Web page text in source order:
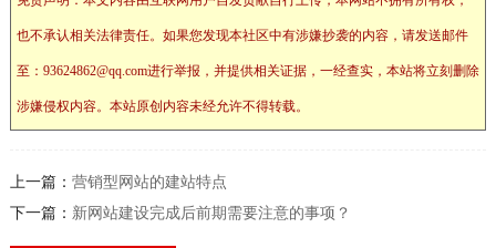
也不承认相关法律责任。如果您发现本社区中有涉嫌抄袭的内容，请发送邮件
至：93624862@qq.com进行举报，并提供相关证据，一经查实，本站将立刻删除
涉嫌侵权内容。本站原创内容未经允许不得转载。
上一篇： 营销型网站的建站特点
下一篇： 新网站建设完成后前期需要注意的事项？